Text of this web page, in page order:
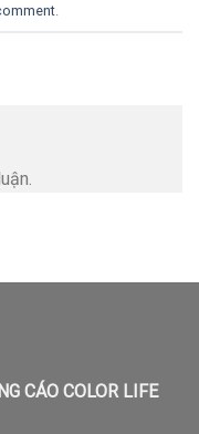
CÁO COLOR LIFE